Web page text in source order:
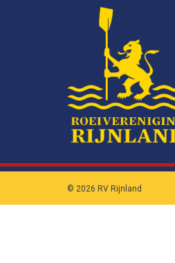
© 2026 RV Rijnland